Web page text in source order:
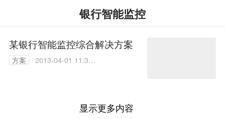
银行智能监控
某银行智能监控综合解决方案
方案
2013-04-01 11:32:
显示更多内容